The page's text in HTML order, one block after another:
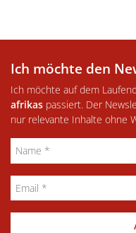
Ich möchte den
Ich möchte auf dem
afrikas passiert. Der
nur relevante Inhalte ohne